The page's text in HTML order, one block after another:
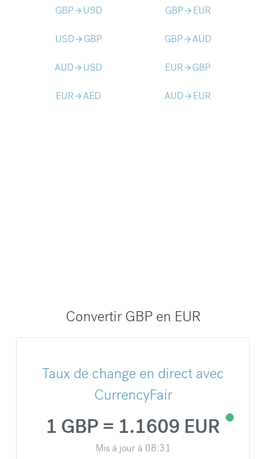
GBParrow_forward USD GBParrow_forward EUR
USDarrow_forward GBP GBParrow_forwardAUD
AUDarrow_forward USD EURarrow_forward GBP
EURarrow_forwardAED AUDarrow_forward EUR
Convertir GBP en EUR
Taux de change en direct avec
CurrencyFair
1 GBP = 1.1609 EUR
Mis à jour à 08:31